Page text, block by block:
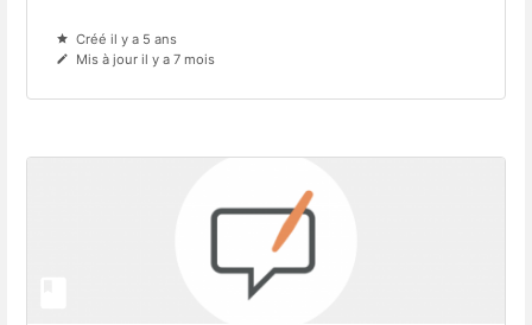
Créé il y a 5 ans
Mis à jour il y a 7 mois